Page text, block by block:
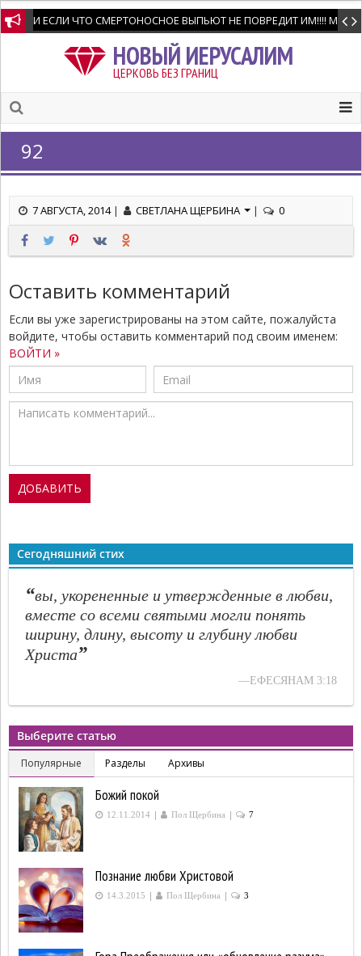
И ЕСЛИ ЧТО СМЕРТОНОСНОЕ ВЫПЬЮТ НЕ ПОВРЕДИТ ИМ!!!! Мне
НОВЫЙ ИЕРУСАЛИМ
ЦЕРКОВЬ БЕЗ ГРАНИЦ
92
7 АВГУСТА, 2014| СВЕТЛАНА ЩЕРБИНА | 0
Оставить комментарий
Если вы уже зарегистрированы на этом сайте, пожалуйста
войдите, чтобы оставить комментарий под своим именем:
ВОЙТИ »
Сегодняшний стих
“вы, укорененные и утвержденные в любви,
вместе со всеми святыми могли понять
ширину, длину, высоту и глубину любви
Христа”
—ЕФЕСЯНАМ 3:18
Выберите статью
Популярные Разделы Архивы
Божий покой
12.11.2014 | Пол Щербина | 7
Познание любви Христовой
14.3.2015 | Пол Щербина | 3